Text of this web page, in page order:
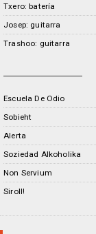
Txero: batería
Josep: guitarra
Trashoo: guitarra
Escuela De Odio
Sobieht
Alerta
Soziedad Alkoholika
Non Servium
Siroll!